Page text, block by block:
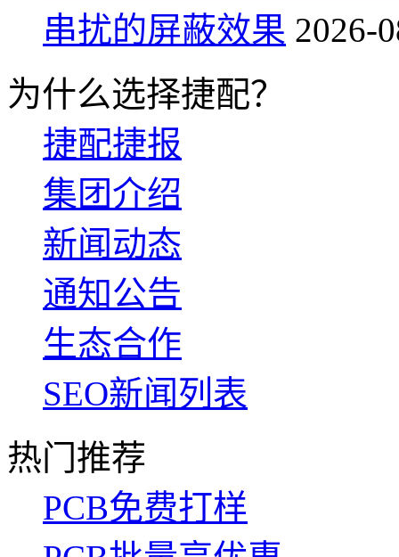
串扰的屏蔽效果 2026-
为什么选择捷配？
捷配捷报
集团介绍
新闻动态
通知公告
生态合作
SEO新闻列表
热门推荐
PCB免费打样